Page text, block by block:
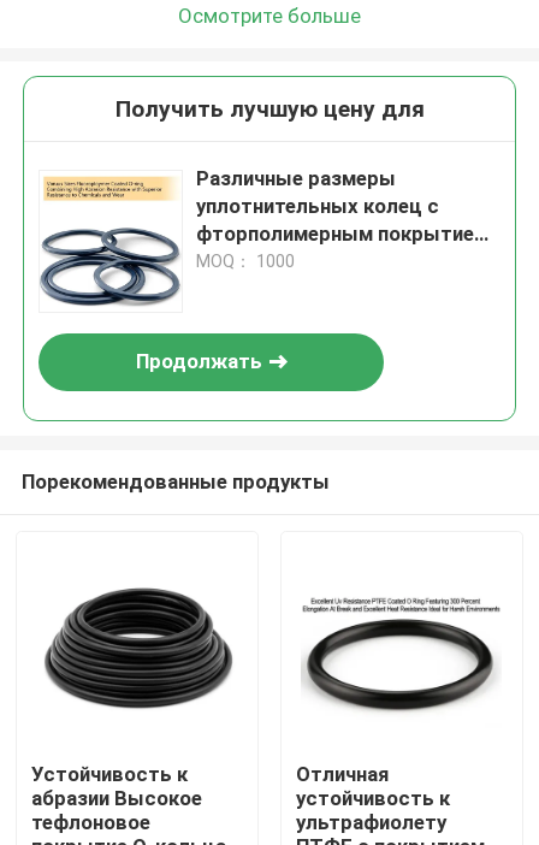
Главная страница
Продукция
Ролики
Осмотрите больше
Получить лучшую цену для
Различные размеры
уплотнительных колец с
фторполимерным покрытием,
сочетающие высокую
к химическим веществам и
износу
MOQ： 1000
Продолжать
Порекомендованные продукты
Устойчивость к
абразии Высокое
тефлоновое
Отличная
устойчивость к
ультрафиолету